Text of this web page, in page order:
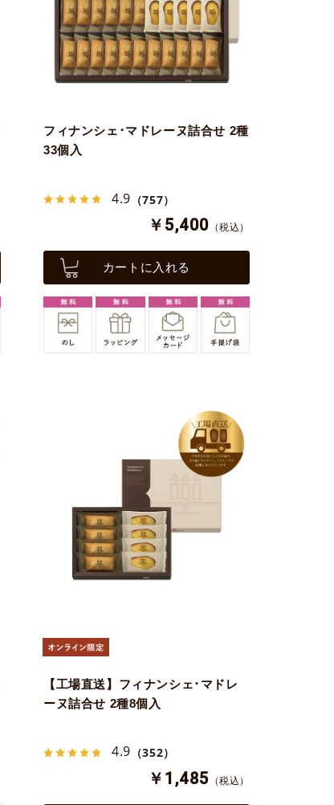
フィナンシェ･マドレーヌ詰合せ 2種
33個入
4.9 （757）
￥5,400 （税込）
カートに入れる
【工場直送】フィナンシェ･マドレ
ーヌ詰合せ 2種8個入
4.9 （352）
￥1,485 （税込）